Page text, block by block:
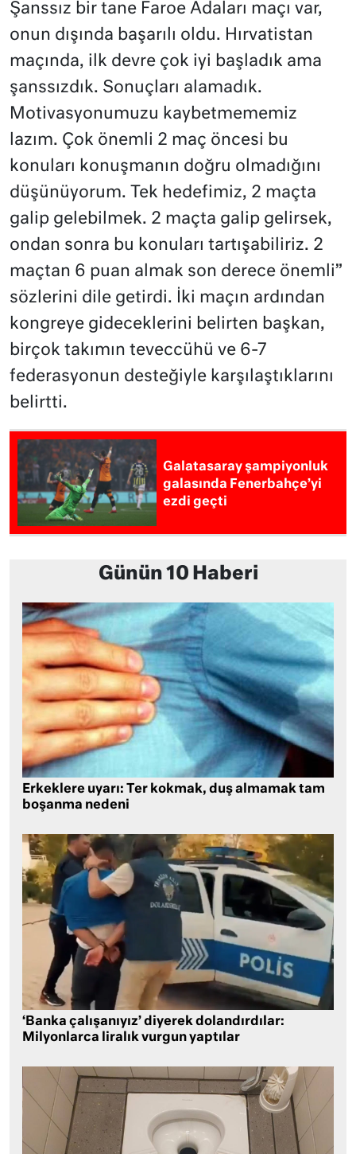
Şanssız bir tane Faroe Adaları maçı var,
onun dışında başarılı oldu. Hırvatistan
maçında, ilk devre çok iyi başladık ama
şanssızdık. Sonuçları alamadık.
Motivasyonumuzu kaybetmememiz
lazım. Çok önemli 2 maç öncesi bu
konuları konuşmanın doğru olmadığını
düşünüyorum. Tek hedefimiz, 2 maçta
galip gelebilmek. 2 maçta galip gelirsek,
ondan sonra bu konuları tartışabiliriz. 2
maçtan 6 puan almak son derece önemli”
sözlerini dile getirdi. İki maçın ardından
kongreye gideceklerini belirten başkan,
birçok takımın teveccühü ve 6-7
federasyonun desteğiyle karşılaştıklarını
belirtti.
Galatasaray şampiyonluk
galasında Fenerbahçe’yi
ezdi geçti
Günün 10 Haberi
Erkeklere uyarı: Ter kokmak, duş almamak tam
boşanma nedeni
‘Banka çalışanıyız’ diyerek dolandırdılar:
Milyonlarca liralık vurgun yaptılar